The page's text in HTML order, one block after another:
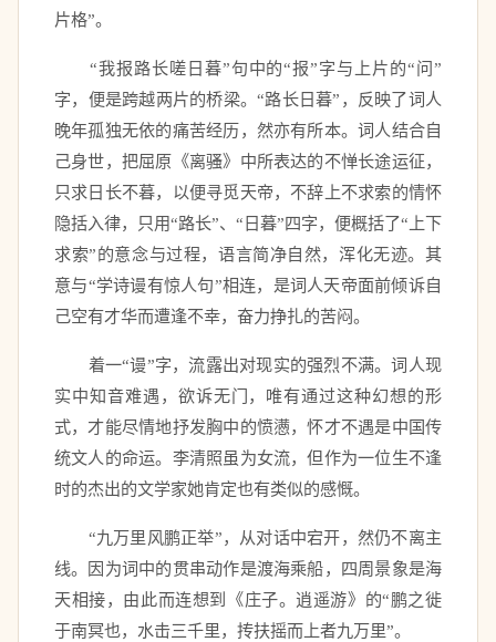
片格”。
“我报路长嗟日暮”句中的“报”字与上片的“问”
字，便是跨越两片的桥梁。“路长日暮”，反映了词人
晚年孤独无依的痛苦经历，然亦有所本。词人结合自
己身世，把屈原《离骚》中所表达的不惮长途运征，
只求日长不暮，以便寻觅天帝，不辞上不求索的情怀
隐括入律，只用“路长”、“日暮”四字，便概括了“上下
求索”的意念与过程，语言简净自然，浑化无迹。其
意与“学诗谩有惊人句”相连，是词人天帝面前倾诉自
己空有才华而遭逢不幸，奋力挣扎的苦闷。
着一“谩”字，流露出对现实的强烈不满。词人现
实中知音难遇，欲诉无门，唯有通过这种幻想的形
式，才能尽情地抒发胸中的愤懑，怀才不遇是中国传
统文人的命运。李清照虽为女流，但作为一位生不逢
时的杰出的文学家她肯定也有类似的感慨。
“九万里风鹏正举”，从对话中宕开，然仍不离主
线。因为词中的贯串动作是渡海乘船，四周景象是海
天相接，由此而连想到《庄子。逍遥游》的“鹏之徙
于南冥也，水击三千里，抟扶摇而上者九万里”。